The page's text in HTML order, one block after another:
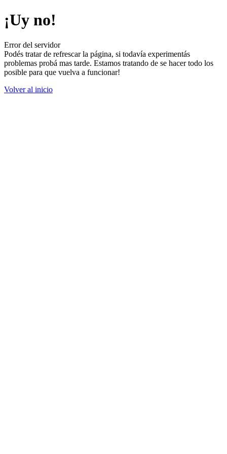
¡Uy no!
Error del servidor
Podés tratar de refrescar la página, si todavía experimentás
problemas probá mas tarde. Estamos tratando de se hacer todo los
posible para que vuelva a funcionar!
Volver al inicio